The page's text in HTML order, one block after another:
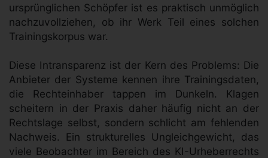
ursprünglichen Schöpfer ist es praktisch unmöglich
nachzuvollziehen, ob ihr Werk Teil eines solchen
Trainingskorpus war.
Diese Intransparenz ist der Kern des Problems: Die
Anbieter der Systeme kennen ihre Trainingsdaten,
die Rechteinhaber tappen im Dunkeln. Klagen
scheitern in der Praxis daher häufig nicht an der
Rechtslage selbst, sondern schlicht am fehlenden
Nachweis. Ein strukturelles Ungleichgewicht, das
viele Beobachter im Bereich des KI-Urheberrechts